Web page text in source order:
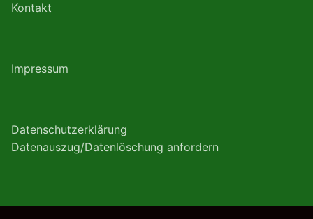
Kontakt
Impressum
Datenschutzerklärung
Datenauszug/Datenlöschung anfordern